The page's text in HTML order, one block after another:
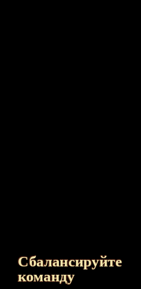
Сбалансируйте
команду